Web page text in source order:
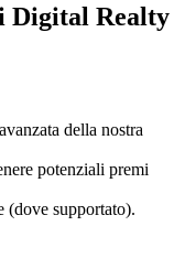
Digital Realty
della nostra
potenziali premi
(dove supportato).